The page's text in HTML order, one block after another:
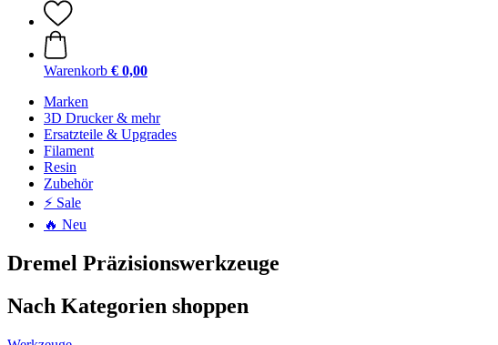
Warenkorb € 0,00
Marken
3D Drucker & mehr
Ersatzteile & Upgrades
Filament
Resin
Zubehör
⚡ Sale
🔥 Neu
Dremel Präzisionswerkzeuge
Nach Kategorien shoppen